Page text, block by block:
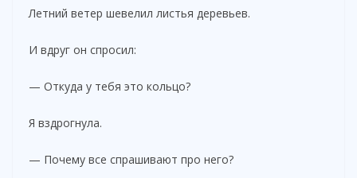
Летний ветер шевелил листья деревьев.
И вдруг он спросил:
— Откуда у тебя это кольцо?
Я вздрогнула.
— Почему все спрашивают про него?